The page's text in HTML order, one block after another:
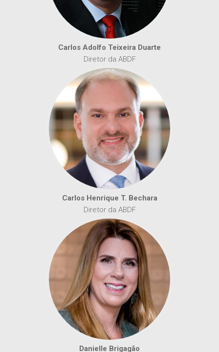
Carlos Adolfo Teixeira Duarte
Diretor da ABDF
Carlos Henrique T. Bechara
Diretor da ABDF
Danielle Brigagão